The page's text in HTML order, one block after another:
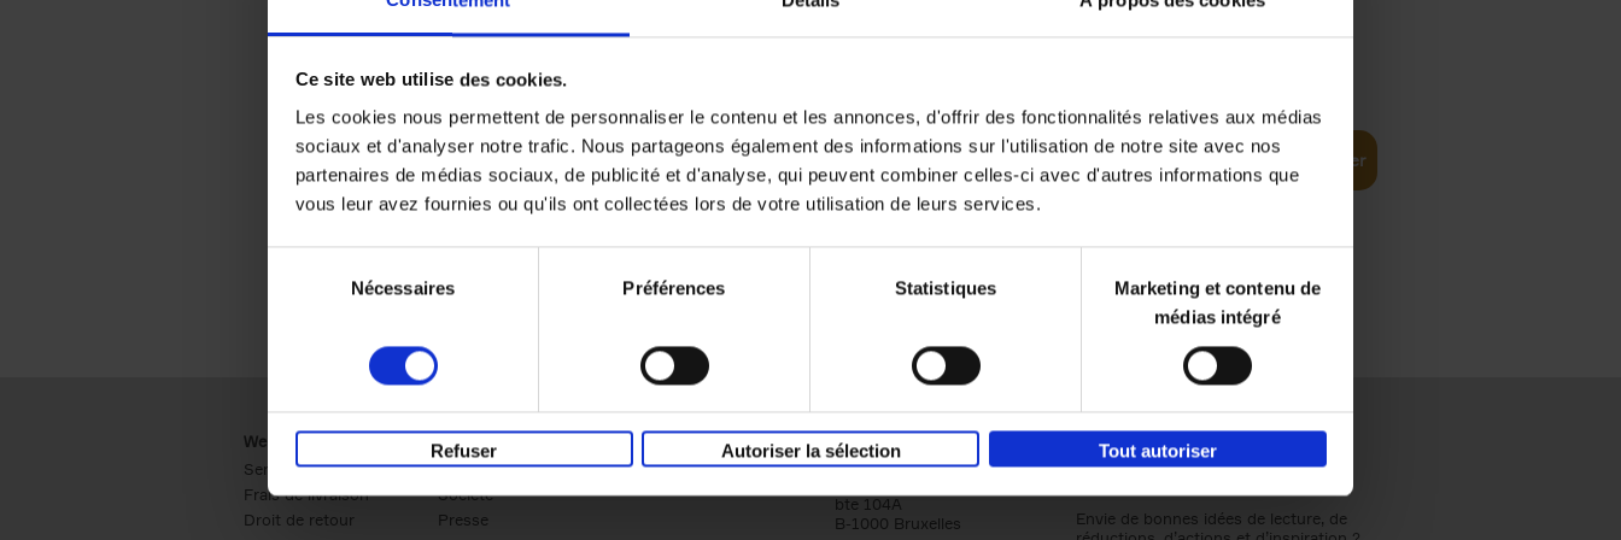
Ce site web utilise des cookies.
Les cookies nous permettent de personnaliser le contenu et les annonces, d'offrir des fonctionnalités relatives aux médias
sociaux et d'analyser notre trafic. Nous partageons également des informations sur l'utilisation de notre site avec nos
partenaires de médias sociaux, de publicité et d'analyse, qui peuvent combiner celles-ci avec d'autres informations que
vous leur avez fournies ou qu'ils ont collectées lors de votre utilisation de leurs services.
Nécessaires Préférences Statistiques
Marketing et contenu de
médias intégré
Refuser Autoriser la sélection Tout autoriser
Planning to Promoting
Clo Willaerts
Couverture souple
352 Ajouter au panier
Webshop
Service clients
Frais de livraison
Droit de retour
Business
Ventes
Société
Presse
Société
Qui sommes-nous?
Éditions Racine
Tour & Taxis
bte 104A
B-1000 Bruxelles
Envie de bonnes idées de lecture, de